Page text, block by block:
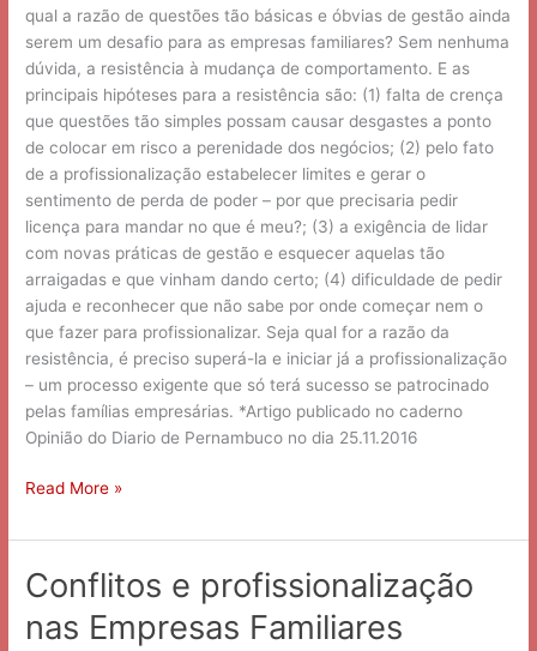
qual a razão de questões tão básicas e óbvias de gestão ainda
serem um desafio para as empresas familiares? Sem nenhuma
dúvida, a resistência à mudança de comportamento. E as
principais hipóteses para a resistência são: (1) falta de crença
que questões tão simples possam causar desgastes a ponto
de colocar em risco a perenidade dos negócios; (2) pelo fato
de a profissionalização estabelecer limites e gerar o
sentimento de perda de poder – por que precisaria pedir
licença para mandar no que é meu?; (3) a exigência de lidar
com novas práticas de gestão e esquecer aquelas tão
arraigadas e que vinham dando certo; (4) dificuldade de pedir
ajuda e reconhecer que não sabe por onde começar nem o
que fazer para profissionalizar. Seja qual for a razão da
resistência, é preciso superá-la e iniciar já a profissionalização
– um processo exigente que só terá sucesso se patrocinado
pelas famílias empresárias. *Artigo publicado no caderno
Opinião do Diario de Pernambuco no dia 25.11.2016
Read More »
Conflitos e profissionalização
nas Empresas Familiares
Conflitos
e
profissionalização